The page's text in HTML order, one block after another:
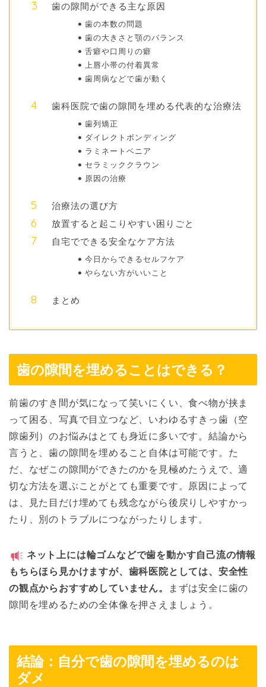
歯の隙間ができる主な原因
歯の本数の問題
歯の大きさと顎のバランス
舌癖や口周りの癖
上唇小帯の付着異常
歯周病などで歯が動く
歯科医院で歯の隙間を埋める代表的な治療法
歯列矯正
ダイレクトボンディング
ラミネートベニア
セラミッククラウン
原因の治療
治療法の選び方
放置すると起こりやすい困りごと
自宅でできる安全なケア方法
今日からできるセルフケア
やらない方がいいこと
まとめ
歯の隙間を埋めることはできる？
前歯のすき間が気になって笑いにくい、食べ物が挟ま
って困る、写真で目立つなど、いわゆるすきっ歯（空
隙歯列）のお悩みはとても身近に多いです。結論から
言うと、歯の隙間を埋めること自体は可能です。た
だ、なぜこの隙間ができたのかを見極めたうえで、適
切な方法を選ぶことがとても重要です。原因によって
は、見た目だけ埋めても残念ながら後戻りしやすかっ
たり、別のトラブルにつながったりします。
ネット上には輪ゴムなどで歯を動かす自己流の情報
もちらほら見かけますが、歯科医院としては、安全性
の観点からおすすめしていません。
まずは安全に歯の
隙間を埋めるための全体像を押さえましょう。
結論：自分で歯の隙間を埋めるのは
ダメ